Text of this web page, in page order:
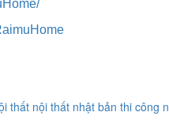
thất nội thất nhật bản thi công